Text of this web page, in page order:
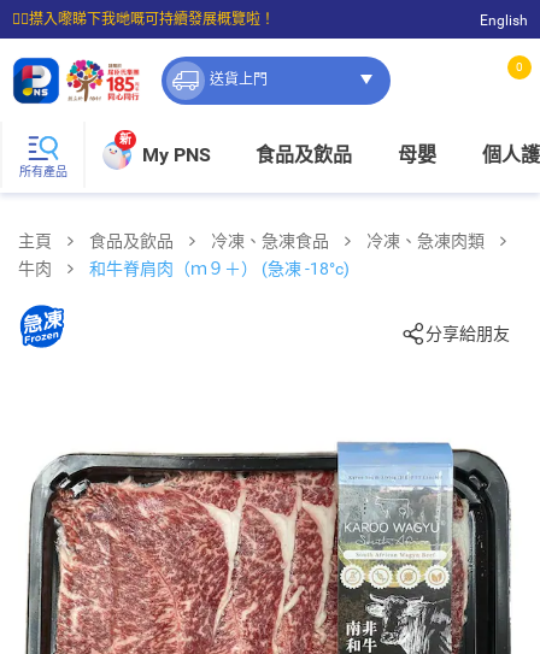
☝🏼㩒入嚟睇下我哋嘅可持續發展概覽啦！
⭐購物滿$399即享免費送貨；滿$100即可免費店取。
English
送貨上門
0
所有產品
新
My PNS 食品及飲品 母嬰 個人
主頁 食品及飲品 冷凍、急凍食品
冷凍、急凍肉類
牛肉
和牛脊肩肉（ｍ９＋） (急凍 -18°c)
分享給朋友